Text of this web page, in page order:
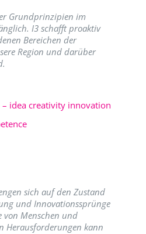
Grundprinzipien im
I3 schafft proaktiv
Bereichen der
Region und darüber
– idea creativity innovation
sich auf den Zustand
und Innovationssprünge
Menschen und
Herausforderungen kann